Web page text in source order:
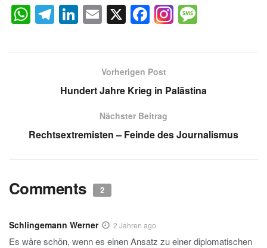
W
h
p
T
el
a
Li
n
dI
E
m
X F
a
e
b
o
o
k
g
Vorherigen Post
Hundert Jahre Krieg in Palästina
Nächster Beitrag
Rechtsextremisten – Feinde des Journalismus
Comments 2
Schlingemann Werner 2 Jahren ago
Es wäre schön, wenn es einen Ansatz zu einer diplomatischen